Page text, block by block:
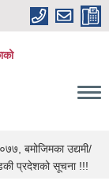
बमोजिमका उद्यमी/
प्रदेशको सूचना !!!